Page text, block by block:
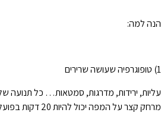
הנה למה:
1) טופוגרפיה שעושה שרירים
עליות, ירידות, מדרגות, סמטאות… כל
מרחק קצר על המפה יכול להיות 20 דקות בפועל.